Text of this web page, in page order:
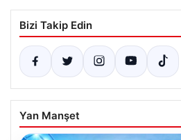
Bizi Takip Edin
Yan Manşet